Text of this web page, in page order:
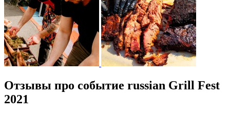
Отзывы про событие russian Grill Fest
2021